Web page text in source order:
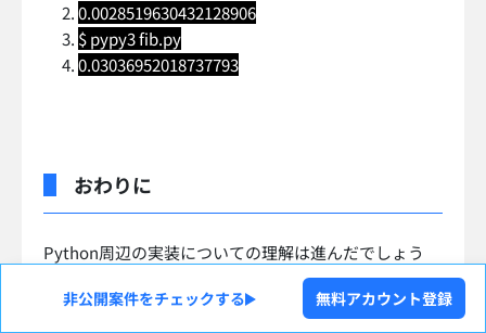
0.0028519630432128906
$ pypy3 fib.py
0.03036952018737793
おわりに
Python周辺の実装についての理解は進んだでしょう
ベンチマークの取り方は把握
できましたか。
非公開案件をチェックする 無料アカウント登録